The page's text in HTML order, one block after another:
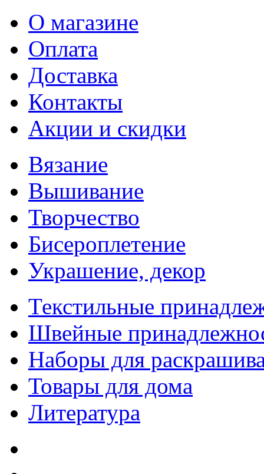
О магазине
Оплата
Доставка
Контакты
Акции и скидки
Вязание
Вышивание
Творчество
Бисероплетение
Украшение, декор
Текстильные
Швейные
Наборы для
Товары для дома
Литература